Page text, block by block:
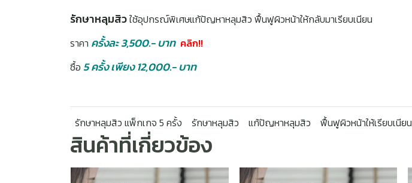
รักษาหลุมสิวใช้อุปกรณ์พิเศษแก้ปัญหาหลุมสิว ฟื้นฟูผิวหน้าให้กลับมาเรียบเนียน
ราคา ครั้งละ 3,500.- บาท คลิก!!
ซื้อ 5 ครั้ง เพียง 12,000.- บาท
รักษาหลุมสิว แพ็กเกจ 5 ครั้ง รักษาหลุมสิว แก้ปัญหาหลุมสิว ฟื้นฟูผิวหน้าให้เรียบเนียน
สินค้าที่เกี่ยวข้อง